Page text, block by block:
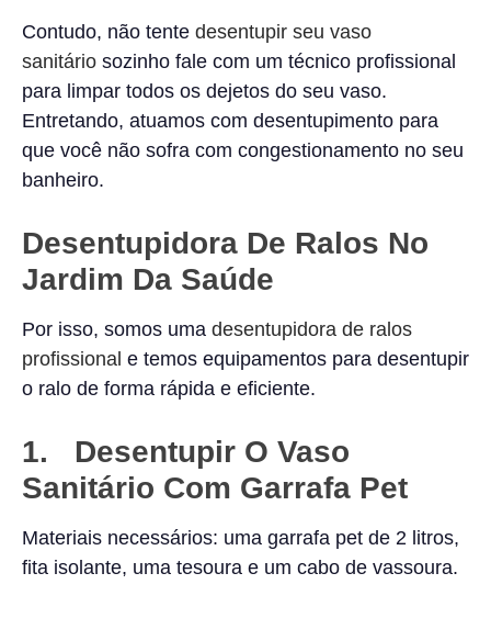
Contudo, não tente desentupir seu vaso
sanitário sozinho fale com um técnico profissional
para limpar todos os dejetos do seu vaso.
Entretando, atuamos com desentupimento para
que você não sofra com congestionamento no seu
banheiro.
Desentupidora De Ralos No
Jardim Da Saúde
Por isso, somos uma desentupidora de ralos
profissional e temos equipamentos para desentupir
o ralo de forma rápida e eficiente.
1. Desentupir O Vaso
Sanitário Com Garrafa Pet
Materiais necessários: uma garrafa pet de 2 litros,
fita isolante, uma tesoura e um cabo de vassoura.